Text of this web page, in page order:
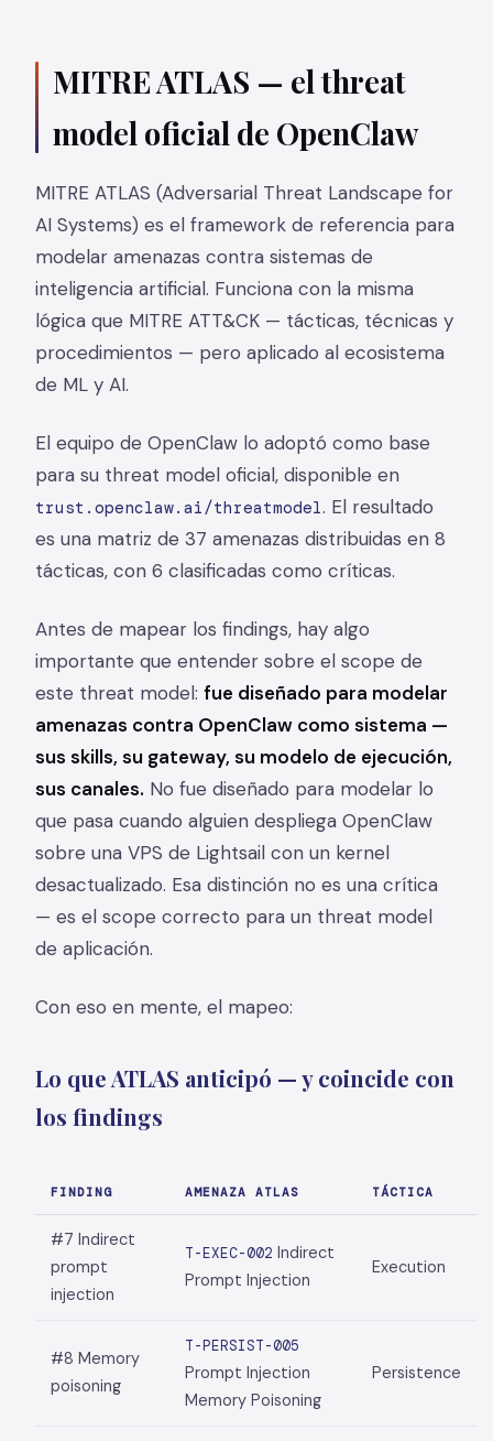
MITRE ATLAS — el threat
model oficial de OpenClaw
MITRE ATLAS (Adversarial Threat Landscape for
AI Systems) es el framework de referencia para
modelar amenazas contra sistemas de
inteligencia artificial. Funciona con la misma
lógica que MITRE ATT&CK — tácticas, técnicas y
procedimientos — pero aplicado al ecosistema
de ML y AI.
El equipo de OpenClaw lo adoptó como base
para su threat model oficial, disponible en
trust.openclaw.ai/threatmodel. El resultado
es una matriz de 37 amenazas distribuidas en 8
tácticas, con 6 clasificadas como críticas.
Antes de mapear los findings, hay algo
importante que entender sobre el scope de
este threat model: fue diseñado para modelar
amenazas contra OpenClaw como sistema —
sus skills, su gateway, su modelo de ejecución,
sus canales. No fue diseñado para modelar lo
que pasa cuando alguien despliega OpenClaw
sobre una VPS de Lightsail con un kernel
desactualizado. Esa distinción no es una crítica
— es el scope correcto para un threat model
de aplicación.
Con eso en mente, el mapeo:
Lo que ATLAS anticipó — y coincide con
los findings
FINDING AMENAZA ATLAS TÁCTICA
#7 Indirect
prompt
injection
T-EXEC-002 Indirect
Prompt Injection
Execution
#8 Memory
poisoning
T-PERSIST-005
Prompt Injection
Memory Poisoning
Persistence